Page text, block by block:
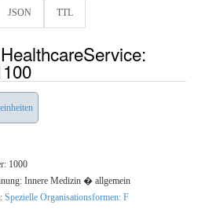
JSON TTL
1000
Innere Medizin � allgemein
Spezielle Organisationsformen: F